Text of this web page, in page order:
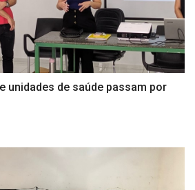
unidades de saúde passam por